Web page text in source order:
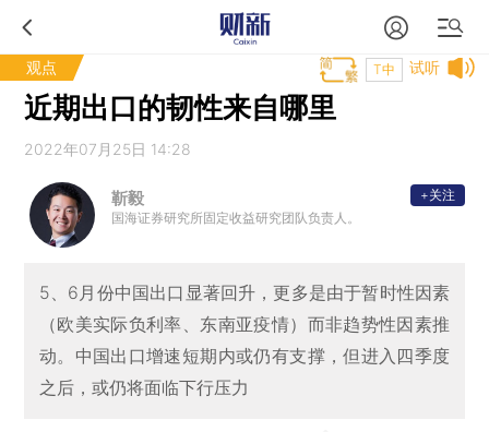
观点 试听
T中
近期出口的韧性来自哪里
2022年07月25日 14:28
靳毅
国海证券研究所固定收益研究团队负责人。
+关注
5、6月份中国出口显著回升，更多是由于暂时性因素
（欧美实际负利率、东南亚疫情）而非趋势性因素推
动。中国出口增速短期内或仍有支撑，但进入四季度
之后，或仍将面临下行压力